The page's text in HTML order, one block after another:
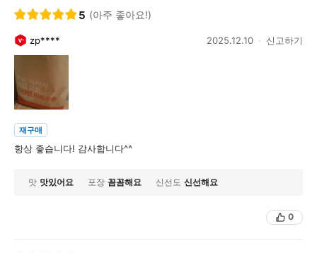
5 (아주 좋아요!)
zp**** 2025.12.10 신고하기
재구매
항상 좋습니다! 감사합니다^^
맛 맛있어요 포장 꼼꼼해요 신선도 신선해요
0